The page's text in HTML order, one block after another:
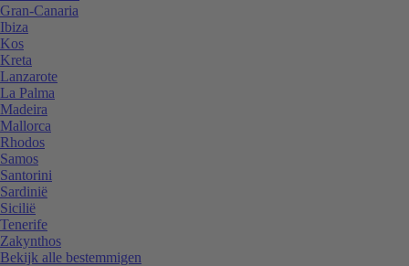
Gran-Canaria
Ibiza
Kos
Kreta
Lanzarote
La Palma
Madeira
Mallorca
Rhodos
Samos
Santorini
Sardinië
Sicilië
Tenerife
Zakynthos
Bekijk alle bestemmigen